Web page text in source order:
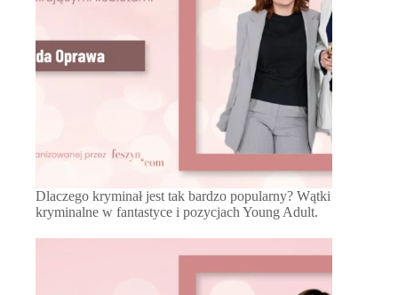
Dlaczego kryminał jest tak bardzo popularny? Wątki
kryminalne w fantastyce i pozycjach Young Adult.